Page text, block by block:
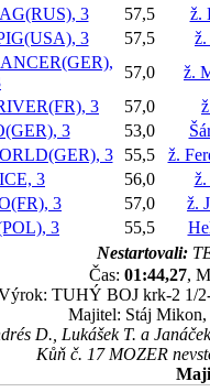
3 57,5
ž.
3 57,5
57,0
ž.
3 57,0
3 53,0
3 55,5
ž.
3 56,0
ž.
3 57,0
ž.
3 55,5
Nestartovali:
Čas: 01:44,27,
TUHÝ BOJ krk-2 1/
Majitel: Stáj Mikon,
D., Lukášek T. a
Kůň č. 17 MOZER